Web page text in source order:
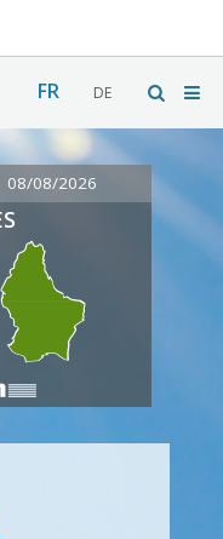
FR DE
08/08/2026